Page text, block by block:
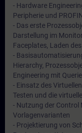
- Hardware
Peripherie und
- Das erste
Darstellung im
Faceplates, Laden
-
Hierarchy,
Engineering mit
- Einsatz des
Testen und die
- Nutzung der Control
Vorlagenvarianten
- Projektierung von